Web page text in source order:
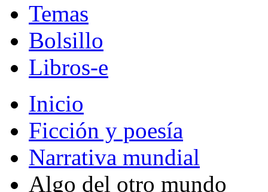
Temas
Bolsillo
Libros-e
Inicio
Ficción y poesía
Narrativa mundial
Algo del otro mundo